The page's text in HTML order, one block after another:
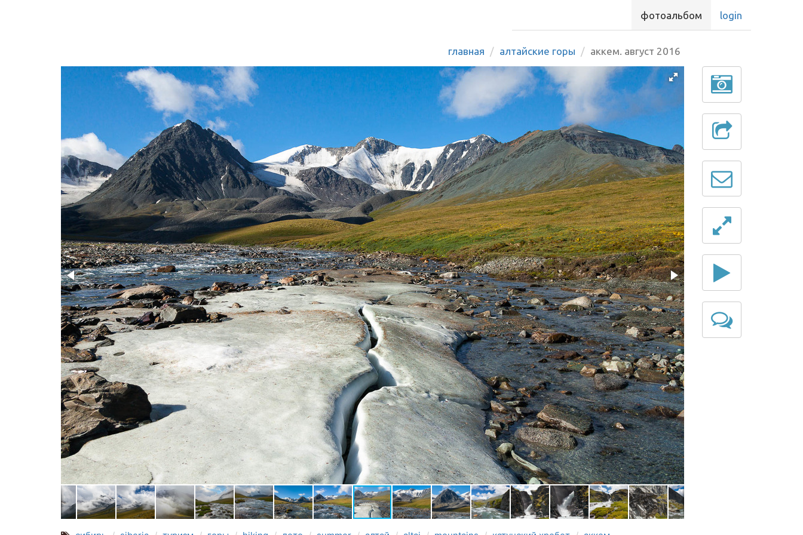
фотоальбом login
главная алтайские горы аккем. август 2016